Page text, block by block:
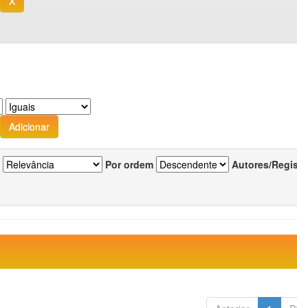
Por ordem Autores/